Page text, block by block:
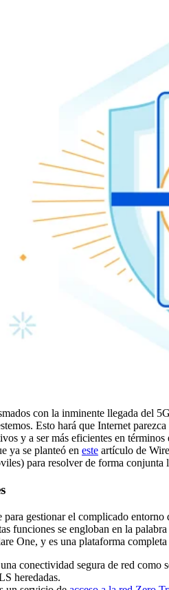
con la inminente llegada del
Esto hará que Internet
y a ser más eficientes en
ya se planteó en este artículo de
para resolver de forma
gestionar el complicado
funciones se engloban en la
One, y es una plataforma
conectividad segura de red como
heredadas.